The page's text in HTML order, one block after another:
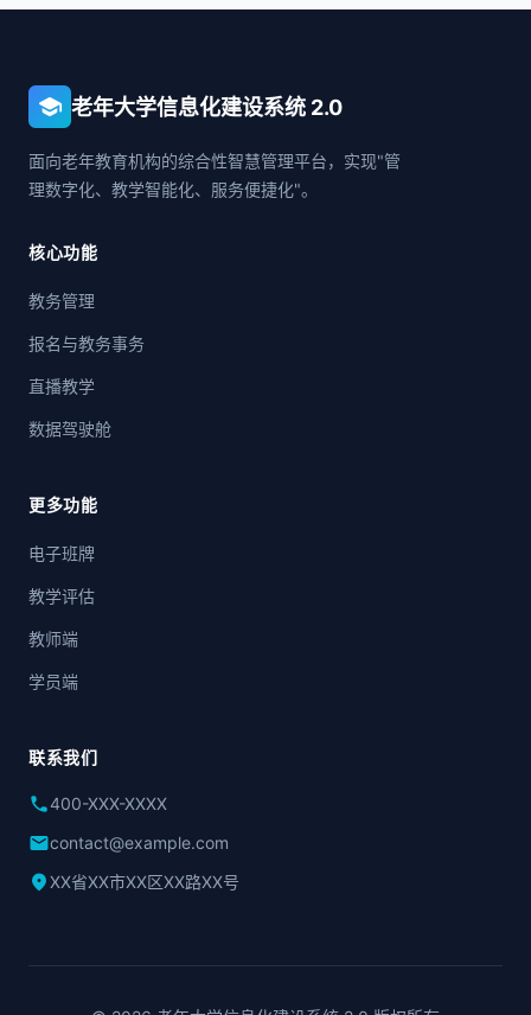
school 老年大学信息化建设系统 2.0
面向老年教育机构的综合性智慧管理平台，实现"管
理数字化、教学智能化、服务便捷化"。
核心功能
教务管理
报名与教务事务
直播教学
数据驾驶舱
更多功能
电子班牌
教学评估
教师端
学员端
联系我们
phone400-XXX-XXXX
mailcontact@example.com
location_onXX省XX市XX区XX路XX号